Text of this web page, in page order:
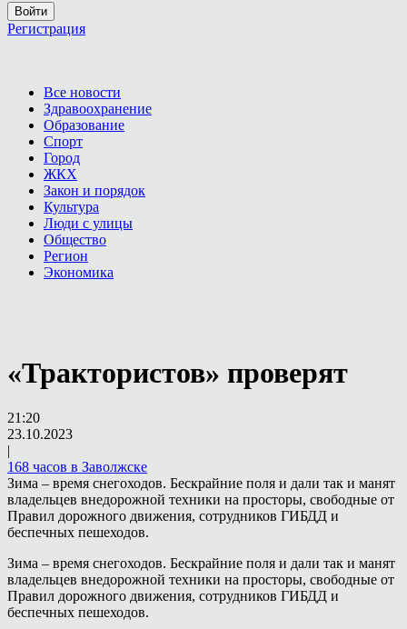
Войти
Регистрация
Все новости
Здравоохранение
Образование
Спорт
Город
ЖКХ
Закон и порядок
Культура
Люди с улицы
Общество
Регион
Экономика
«Трактористов» проверят
21:20
23.10.2023
|
168 часов в Заволжске
Зима – время снегоходов. Бескрайние поля и дали так и манят
владельцев внедорожной техники на просторы, свободные от
Правил дорожного движения, сотрудников ГИБДД и
беспечных пешеходов.
Зима – время снегоходов. Бескрайние поля и дали так и манят
владельцев внедорожной техники на просторы, свободные от
Правил дорожного движения, сотрудников ГИБДД и
беспечных пешеходов.